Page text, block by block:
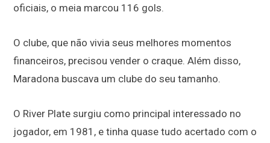
oficiais, o meia marcou 116 gols.
O clube, que não vivia seus melhores momentos
financeiros, precisou vender o craque. Além disso,
Maradona buscava um clube do seu tamanho.
O River Plate surgiu como principal interessado no
jogador, em 1981, e tinha quase tudo acertado com o